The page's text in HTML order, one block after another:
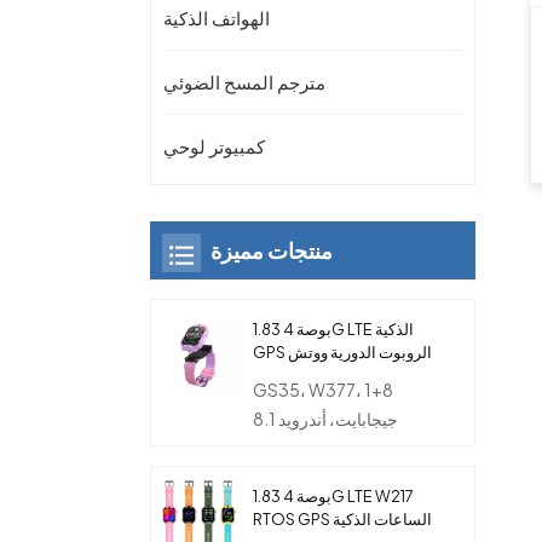
الهواتف الذكية
مترجم المسح الضوئي
كمبيوتر لوحي
منتجات مميزة
1.83 بوصة 4G LTE الذكية
GPS الروبوت الدورية ووتش
للأطفال
GS35، W377، 1+8
جيجابايت، أندرويد 8.1
1.83 بوصة 4G LTE W217
RTOS GPS الساعات الذكية